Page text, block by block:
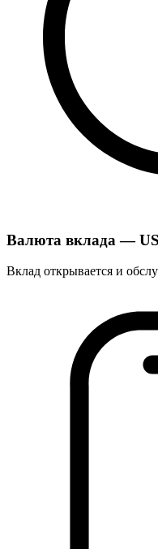
Валюта вклада —
Вклад открывается и